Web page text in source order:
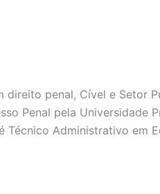
direito penal, Cível e Setor
Penal pela Universidade
Administrativo em